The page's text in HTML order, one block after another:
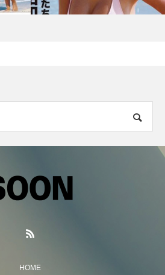
HOME